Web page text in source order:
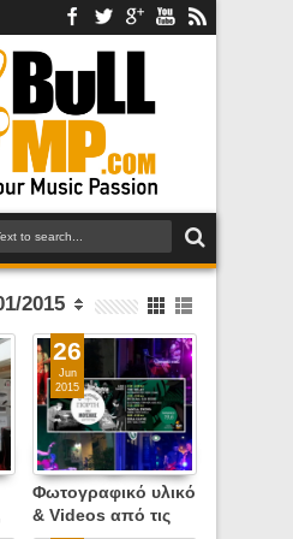
2015
Φωτογραφικό υλικό
& Videos από τις
26
Jun
2015